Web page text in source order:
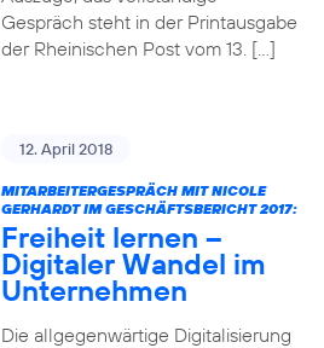
Gespräch steht in der Printausgabe
der Rheinischen Post vom 13. […]
12. April 2018
MITARBEITERGESPRÄCH MIT NICOLE
GERHARDT IM GESCHÄFTSBERICHT 2017:
Freiheit lernen –
Digitaler Wandel im
Unternehmen
Die allgegenwärtige Digitalisierung